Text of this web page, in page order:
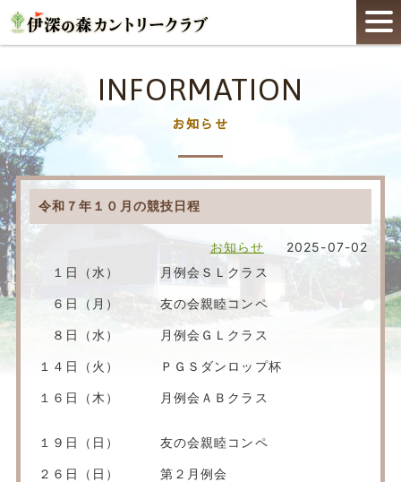
INFORMATION
お知らせ
令和７年１０月の競技日程
お知らせ
2025-07-02
１日（水） 月例会ＳＬクラス
６日（月） 友の会親睦コンペ
８日（水） 月例会ＧＬクラス
１４日（火） ＰＧＳダンロップ杯
１６日（木） 月例会ＡＢクラス
１９日（日） 友の会親睦コンペ
２６日（日） 第２月例会